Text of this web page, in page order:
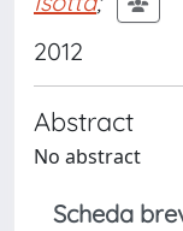
2012
Abstract
No abstract
Scheda